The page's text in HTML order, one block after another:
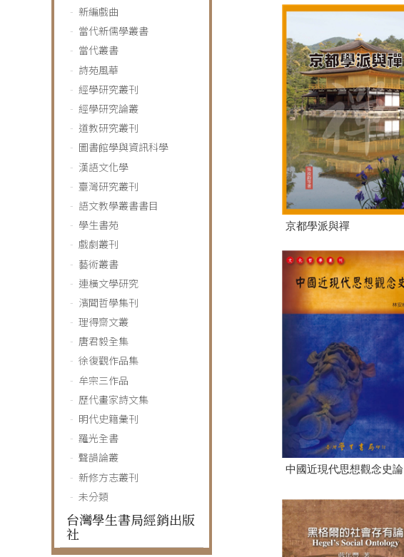
新編戲曲
當代新儒學叢書
當代叢書
詩苑風華
經學研究叢刊
經學研究論叢
道教研究叢刊
圖書館學與資訊科學
漢語文化學
臺灣研究叢刊
語文教學叢書書目
學生書苑
戲劇叢刊
藝術叢書
連橫文學研究
濱聞哲學集刊
理得齋文叢
唐君毅全集
徐復觀作品集
牟宗三作品
歷代畫家詩文集
明代史籍彙刊
羅光全書
聲韻論叢
新修方志叢刊
未分類
台灣學生書局經銷出版
社
京都學派與禪
中國近現代思想觀念史論